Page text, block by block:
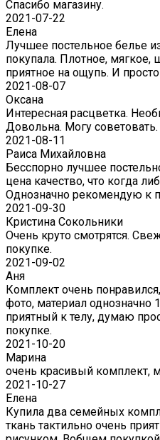
Спасибо магазину.
2021-07-22
Eлена
Лучшее постельное белье
покупала. Плотное, мягкое,
приятное на ощупь. И
2021-08-07
Оксана
Интересная расцветка.
Довольна. Могу советовать.
2021-08-11
Раиса Михайловна
Бесспорно лучшее
цена качество, что когда
Однозначно рекомендую к
2021-09-30
Кристина Сокольники
Очень круто смотрятся.
покупке.
2021-09-02
Аня
Комплект очень
фото, материал однозначно
приятный к телу, думаю
покупке.
2021-10-20
Марина
очень красивый комплект,
2021-10-27
Елена
Купила два семейных
ткань тактильно очень